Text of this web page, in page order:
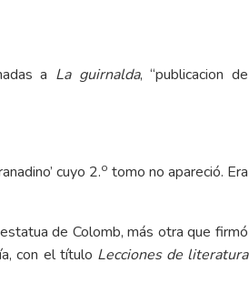
a La guirnalda, “publicacion de
cuyo 2.o tomo no apareció. Era
de Colomb, más otra que firmó
con el título Lecciones de literatura